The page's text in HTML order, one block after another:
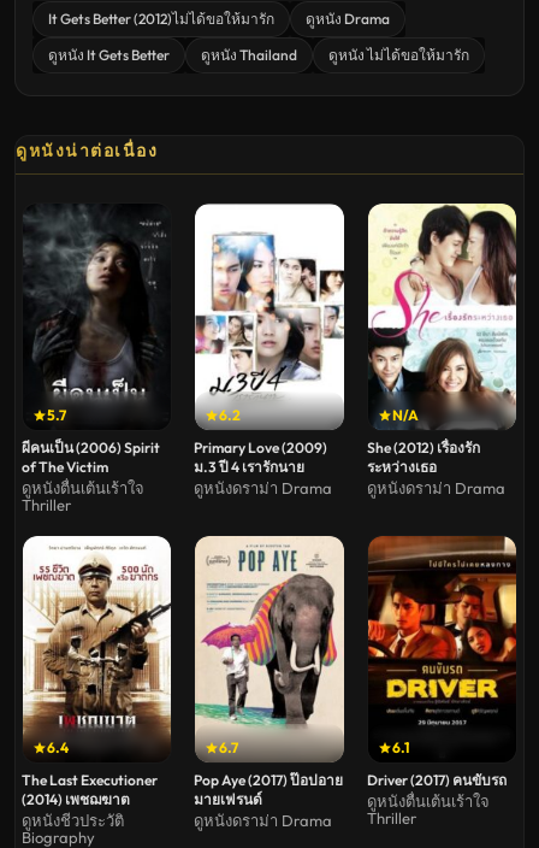
It Gets Better (2012)ไม่ได้ขอให้มารัก
ดูหนัง Drama
ดูหนัง It Gets Better
ดูหนัง Thailand ดูหนัง ไม่ได้ขอให้มารัก
ดูหนังน่าต่อเนื่อง
5.7
ผีคนเป็น (2006) Spirit
of The Victim
ดูหนังตื่นเต้นเร้าใจ
Thriller
6.2
Primary Love (2009)
ม.3 ปี 4 เรารักนาย
ดูหนังดราม่า Drama
N/A
She (2012) เรื่องรัก
ระหว่างเธอ
ดูหนังดราม่า Drama
6.4
The Last Executioner
(2014) เพชฌฆาต
ดูหนังชีวประวัติ
Biography
6.7
Pop Aye (2017) ป๊อปอาย
มายเฟรนด์
ดูหนังดราม่า Drama
6.1
Driver (2017) คนขับรถ
ดูหนังตื่นเต้นเร้าใจ
Thriller